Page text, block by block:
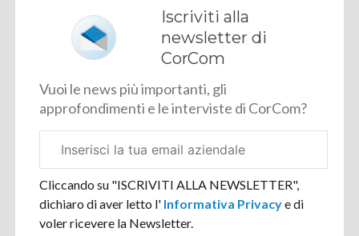
Iscriviti alla
newsletter di
CorCom
Vuoi le news più importanti, gli
approfondimenti e le interviste di CorCom?
aziendale
Cliccando su "ISCRIVITI ALLA NEWSLETTER",
dichiaro di aver letto l' Informativa Privacye di
voler ricevere la Newsletter.